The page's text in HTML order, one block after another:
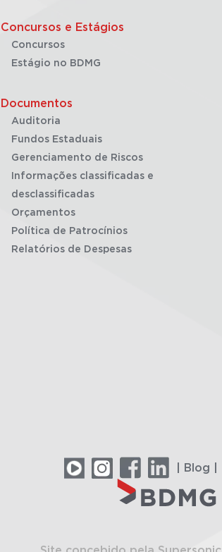
Concursos e Estágios
Concursos
Estágio no BDMG
Documentos
Auditoria
Fundos Estaduais
Gerenciamento de Riscos
Informações classificadas e
desclassificadas
Orçamentos
Política de Patrocínios
Relatórios de Despesas
| Blog |